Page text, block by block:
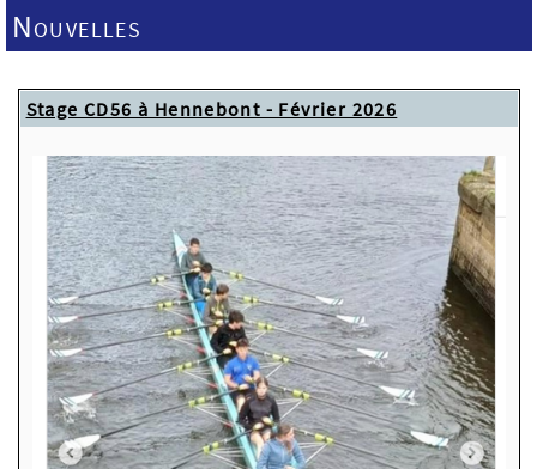
Nouvelles
Stage CD56 à Hennebont - Février 2026